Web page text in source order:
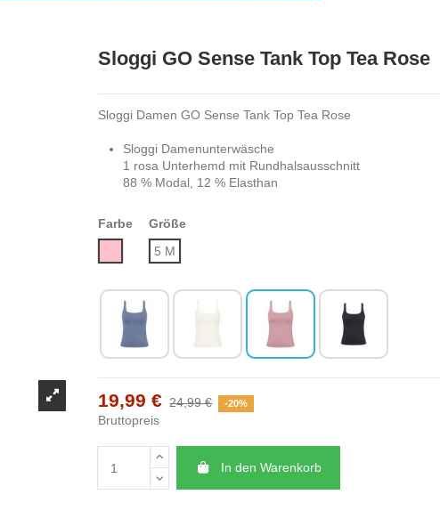
Sloggi GO Sense Tank Top Tea Rose
Sloggi Damen GO Sense Tank Top Tea Rose
Sloggi Damenunterwäsche
1 rosa Unterhemd mit Rundhalsausschnitt
88 % Modal, 12 % Elasthan
Farbe
Größe
5 M
19,99 € 24,99 € -20%
Bruttopreis
In den Warenkorb